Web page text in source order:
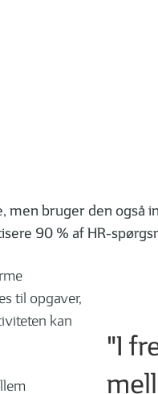
bruger den også
90 % af HR-
til opgaver,
kan
"I